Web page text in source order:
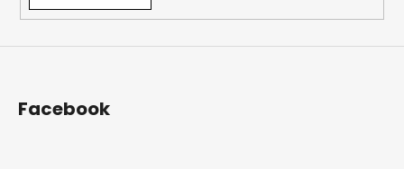
Facebook